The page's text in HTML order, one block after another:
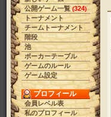
公開ゲーム一覧 (324)
トーナメント
チームトーナメント
階段
池
ポーカーテーブル
ゲームのルール
ゲーム設定
プロフィール
会員レベル表
私のプロフィール